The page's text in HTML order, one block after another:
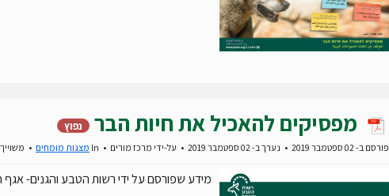
מפסיקים להאכיל את חיות הבר נפוץ
פורסם ב- 02 ספטמבר 2019 נערך ב- 02 ספטמבר 2019 על-ידי מרכז מורים מצגות מומחים
מידע שפורסם על ידי רשות הטבע והגנים-